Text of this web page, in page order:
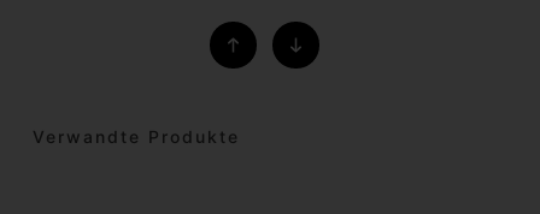
Verwandte Produkte